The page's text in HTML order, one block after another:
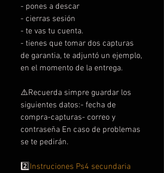
- pones a descar
- cierras sesión
- te vas tu cuenta.
- tienes que tomar dos capturas
de garantia, te adjuntó un ejemplo,
en el momento de la entrega.
⚠️Recuerda simpre guardar los
siguientes datos:- fecha de
compra-capturas- correo y
contraseña En caso de problemas
se te pedirán.
2️⃣Instruciones Ps4 secundaria